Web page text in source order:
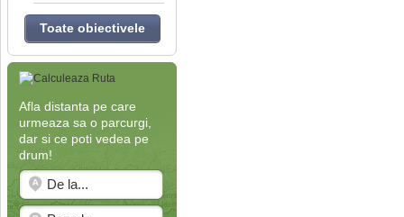
Toate obiectivele
Afla distanta pe care
urmeaza sa o parcurgi,
dar si ce poti vedea pe
drum!